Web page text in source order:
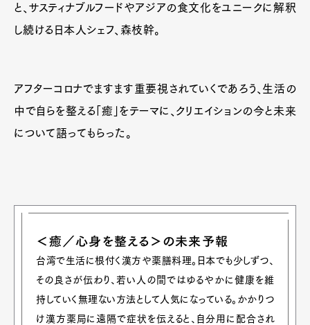
と、サスティナブルフードやアジアの食文化をユニークに解釈
し続ける日本人シェフ、森枝幹。
アフターコロナでますます重要視されていくであろう、生活の
中で自らを整える「癒」をテーマに、クリエイションの今と未来
について語ってもらった。
＜癒／心身を整える＞の未来予報
台湾で生活に根付く漢方や薬膳料理。日本でも少しずつ、
その良さが伝わり、若い人の間ではゆるやかに健康を維
持していく無理ない方法として人気になっている。かかりつ
け漢方薬局に遠隔で症状を伝えると、自分用に配合され